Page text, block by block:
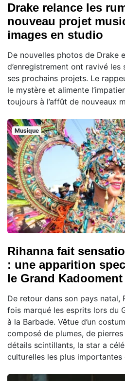
Drake relance les
nouveau projet
images en studio
De nouvelles photos de Drake
d’enregistrement ont ravivé
ses prochains projets. Le
le mystère et alimente
toujours à l’affût de nouveaux
Musique
Rihanna fait
: une apparition
le Grand Kadooment
De retour dans son pays natal,
fois marqué les esprits lors du
à la Barbade. Vêtue d’un
composé de plumes, de
détails scintillants, la star a
culturelles les plus importantes